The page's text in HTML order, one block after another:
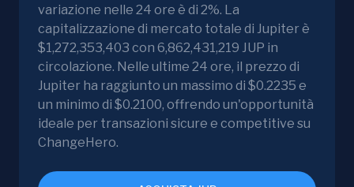
variazione nelle 24 ore è di 2%. La
capitalizzazione di mercato totale di Jupiter è
$1,272,353,403 con 6,862,431,219 JUP in
circolazione. Nelle ultime 24 ore, il prezzo di
Jupiter ha raggiunto un massimo di $0.2235 e
un minimo di $0.2100, offrendo un'opportunità
ideale per transazioni sicure e competitive su
ChangeHero.